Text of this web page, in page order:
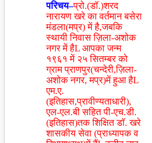
परिचय–प्रो.(डॉ.)शरद
नारायण खरे का वर्तमान बसेरा
मंडला(मप्र) में है,जबकि
स्थायी निवास ज़िला-अशोक
नगर में हैL आपका जन्म
१९६१ में २५ सितम्बर को
ग्राम प्राणपुर(चन्देरी,ज़िला-
अशोक नगर, मप्र)में हुआ हैL
एम.ए.
(इतिहास,प्रावीण्यताधारी),
एल-एल.बी सहित पी-एच.डी.
(इतिहास)तक शिक्षित डॉ. खरे
शासकीय सेवा (प्राध्यापक व